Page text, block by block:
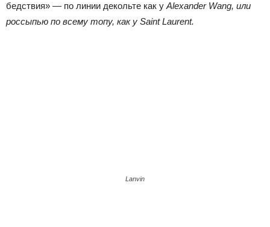
бедствия» — по линии декольте как у Alexander Wang, или
россыпью по всему топу, как у Saint Laurent.
Lanvin